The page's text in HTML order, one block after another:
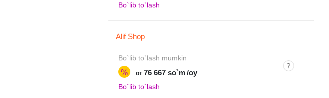
Bo`lib to`lash
Alif Shop
Bo`lib to`lash mumkin
% от 76 667 so`m /oy
Bo`lib to`lash